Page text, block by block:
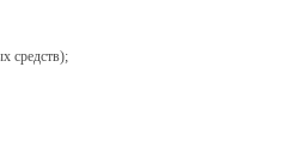
средств);